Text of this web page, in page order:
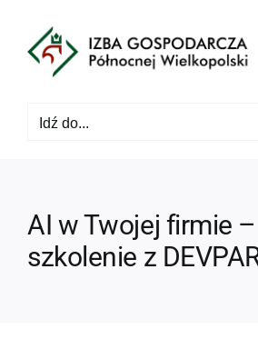
zawartości
Idź do...
AI w Twojej firmie
szkolenie z